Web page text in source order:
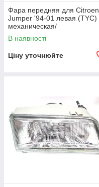
Фара передняя для Citroen
Jumper '94-01 левая (TYC)
механическая/
гидравлическая
В наявності
Ціну уточнюйте